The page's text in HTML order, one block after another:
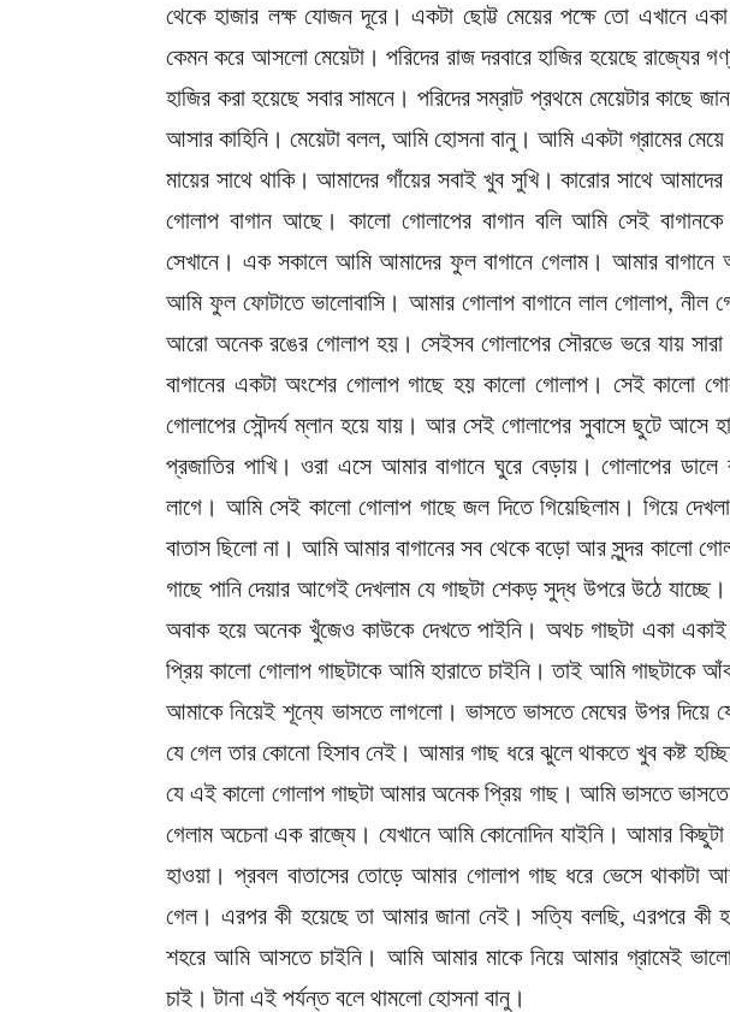
থেকে হাজার লক্ষ যোজন দূরে। একটা ছোট্ট মেয়ের পক্ষে তো এখানে
কেমন করে আসলো মেয়েটা। পরিদের রাজ দরবারে হাজির হয়েছে রাজ্যের
হাজির করা হয়েছে সবার সামনে। পরিদের সম্রাট প্রথমে মেয়েটার কাছে
আসার কাহিনি। মেয়েটা বলল, আমি হোসনা বানু। আমি একটা গ্রামের
মায়ের সাথে থাকি। আমাদের গাঁয়ের সবাই খুব সুখি। কারোর সাথে
গোলাপ বাগান আছে। কালো গোলাপের বাগান বলি আমি সেই
সেখানে। এক সকালে আমি আমাদের ফুল বাগানে গেলাম। আমার
আমি ফুল ফোটাতে ভালোবাসি। আমার গোলাপ বাগানে লাল গোলাপ, নীল
আরো অনেক রঙের গোলাপ হয়। সেইসব গোলাপের সৌরভে ভরে যায়
বাগানের একটা অংশের গোলাপ গাছে হয় কালো গোলাপ। সেই কালো
গোলাপের সৌন্দর্য ম্লান হয়ে যায়। আর সেই গোলাপের সুবাসে ছুটে আসে
প্রজাতির পাখি। ওরা এসে আমার বাগানে ঘুরে বেড়ায়। গোলাপের
লাগে। আমি সেই কালো গোলাপ গাছে জল দিতে গিয়েছিলাম। গিয়ে
বাতাস ছিলো না। আমি আমার বাগানের সব থেকে বড়ো আর সুন্দর কালো
গাছে পানি দেয়ার আগেই দেখলাম যে গাছটা শেকড় সুদ্ধ উপরে উঠে
অবাক হয়ে অনেক খুঁজেও কাউকে দেখতে পাইনি। অথচ গাছটা একা
প্রিয় কালো গোলাপ গাছটাকে আমি হারাতে চাইনি। তাই আমি গাছটাকে
আমাকে নিয়েই শূন্যে ভাসতে লাগলো। ভাসতে ভাসতে মেঘের উপর দিয়ে
যে গেল তার কোনো হিসাব নেই। আমার গাছ ধরে ঝুলে থাকতে খুব কষ্ট
যে এই কালো গোলাপ গাছটা আমার অনেক প্রিয় গাছ। আমি ভাসতে ভাসতে
গেলাম অচেনা এক রাজ্যে। যেখানে আমি কোনোদিন যাইনি। আমার
হাওয়া। প্রবল বাতাসের তোড়ে আমার গোলাপ গাছ ধরে ভেসে
গেল। এরপর কী হয়েছে তা আমার জানা নেই। সত্যি বলছি, এরপরে কী
শহরে আমি আসতে চাইনি। আমি আমার মাকে নিয়ে আমার গ্রামেই
চাই। টানা এই পর্যন্ত বলে থামলো হোসনা বানু।